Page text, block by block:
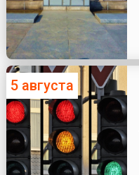
5 августа